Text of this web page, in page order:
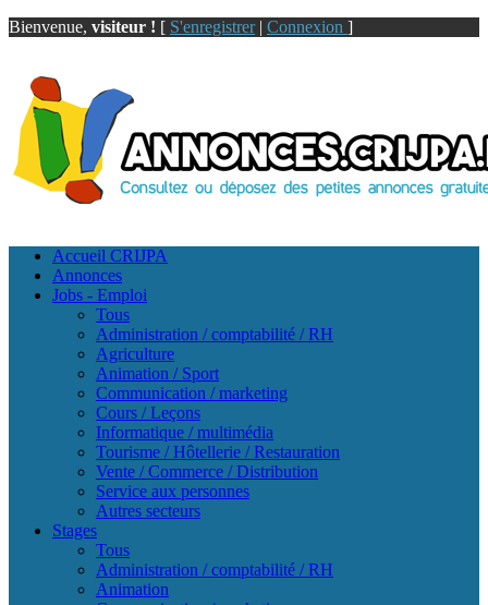
Bienvenue, visiteur ! [ S'enregistrer| Connexion ]
Accueil CRIJPA
Annonces
Jobs - Emploi
Tous
Administration / comptabilité / RH
Agriculture
Animation / Sport
Communication / marketing
Cours / Leçons
Informatique / multimédia
Tourisme / Hôtellerie / Restauration
Vente / Commerce / Distribution
Service aux personnes
Autres secteurs
Stages
Tous
Administration / comptabilité / RH
Animation